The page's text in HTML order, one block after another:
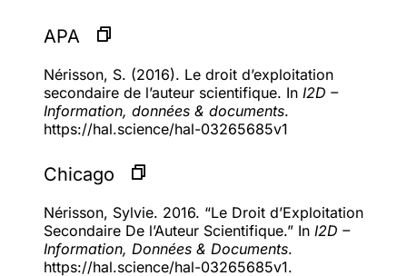
APA
Nérisson, S. (2016). Le droit d’exploitation
secondaire de l’auteur scientifique. In I2D –
Information, données & documents.
https://hal.science/hal-03265685v1
Chicago
Nérisson, Sylvie. 2016. “Le Droit d’Exploitation
Secondaire De l’Auteur Scientifique.” In I2D –
Information, Données & Documents.
https://hal.science/hal-03265685v1.